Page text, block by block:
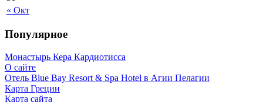
« Окт
Популярное
Монастырь Кера Кардиотисса
О сайте
Отель Blue Bay Resort & Spa Hotel в Агии Пелагии
Карта Греции
Карта сайта